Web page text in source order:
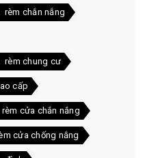
rèm chắn nắng
rèm chung cư
cấp
rèm cửa chắn nắng
cửa chống nắng